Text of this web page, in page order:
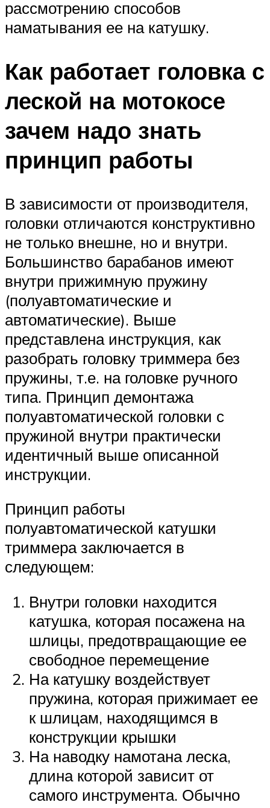
рассмотрению способов
наматывания ее на катушку.
Как работает головка с
леской на мотокосе
зачем надо знать
принцип работы
В зависимости от производителя,
головки отличаются конструктивно
не только внешне, но и внутри.
Большинство барабанов имеют
внутри прижимную пружину
(полуавтоматические и
автоматические). Выше
представлена инструкция, как
разобрать головку триммера без
пружины, т.е. на головке ручного
типа. Принцип демонтажа
полуавтоматической головки с
пружиной внутри практически
идентичный выше описанной
инструкции.
Принцип работы
полуавтоматической катушки
триммера заключается в
следующем:
Внутри головки находится
катушка, которая посажена на
шлицы, предотвращающие ее
свободное перемещение
На катушку воздействует
пружина, которая прижимает ее
к шлицам, находящимся в
конструкции крышки
На наводку намотана леска,
длина которой зависит от
самого инструмента. Обычно